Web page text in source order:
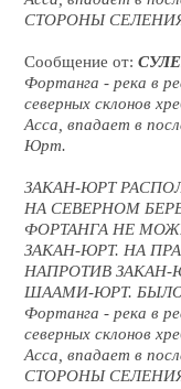
СТОРОНЫ
Сообщение от:
Фортанга - река в
северных склонов
Асса, впадает в
Юрт.
ЗАКАН-ЮРТ
НА СЕВЕРНОМ
ФОРТАНГА НЕ
ЗАКАН-ЮРТ. НА
НАПРОТИВ ЗАКАН-
ШААМИ-ЮРТ. БЫЛО
Фортанга - река в
северных склонов
Асса, впадает в
СТОРОНЫ